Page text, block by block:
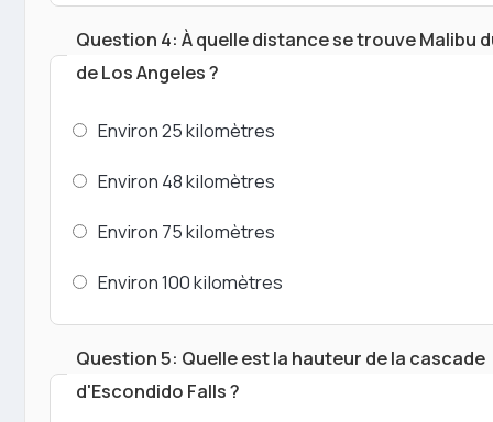
Question 4: À quelle distance se trouve Malibu
de Los Angeles ?
Environ 25 kilomètres
Environ 48 kilomètres
Environ 75 kilomètres
Environ 100 kilomètres
Question 5: Quelle est la hauteur de la cascade
d'Escondido Falls ?